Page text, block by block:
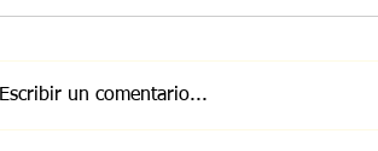
Escribir un comentario...